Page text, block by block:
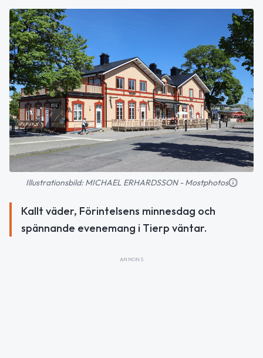
Illustrationsbild: MICHAEL ERHARDSSON - Mostphotos
Kallt väder, Förintelsens minnesdag och
spännande evenemang i Tierp väntar.
ANNONS